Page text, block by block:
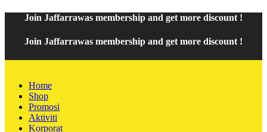
Join Jaffarrawas membership and get more discount !
Join Jaffarrawas membership and get more discount !
Home
Shop
Promosi
Aktiviti
Korporat